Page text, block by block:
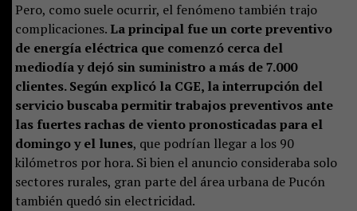
Pero, como suele ocurrir, el fenómeno también trajo
complicaciones. La principal fue un corte preventivo
de energía eléctrica que comenzó cerca del
mediodía y dejó sin suministro a más de 7.000
clientes. Según explicó la CGE, la interrupción del
servicio buscaba permitir trabajos preventivos ante
las fuertes rachas de viento pronosticadas para el
domingo y el lunes, que podrían llegar a los 90
kilómetros por hora. Si bien el anuncio consideraba solo
sectores rurales, gran parte del área urbana de Pucón
también quedó sin electricidad.